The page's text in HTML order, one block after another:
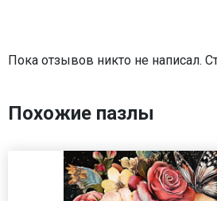
Пока отзывов никто не написал.
Похожие пазлы